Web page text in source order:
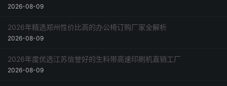
2026-08-09
2026年精选郑州性价比高的办公椅订购厂家全解析
2026-08-09
2026年度优选江苏信誉好的生料带高速印刷机直销工厂
2026-08-09